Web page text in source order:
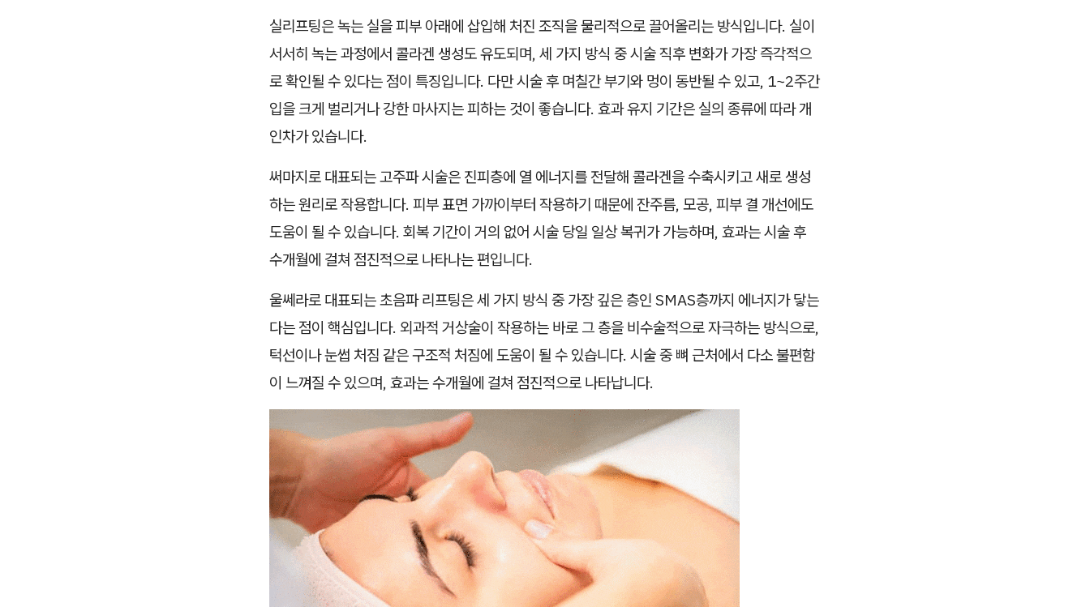
실리프팅은 녹는 실을 피부 아래에 삽입해 처진 조직을 물리적으로 끌어올리는 방식입니다. 실이
서서히 녹는 과정에서 콜라겐 생성도 유도되며, 세 가지 방식 중 시술 직후 변화가 가장 즉각적으
로 확인될 수 있다는 점이 특징입니다. 다만 시술 후 며칠간 부기와 멍이 동반될 수 있고, 1~2주간
입을 크게 벌리거나 강한 마사지는 피하는 것이 좋습니다. 효과 유지 기간은 실의 종류에 따라 개
인차가 있습니다.
써마지로 대표되는 고주파 시술은 진피층에 열 에너지를 전달해 콜라겐을 수축시키고 새로 생성
하는 원리로 작용합니다. 피부 표면 가까이부터 작용하기 때문에 잔주름, 모공, 피부 결 개선에도
도움이 될 수 있습니다. 회복 기간이 거의 없어 시술 당일 일상 복귀가 가능하며, 효과는 시술 후
수개월에 걸쳐 점진적으로 나타나는 편입니다.
울쎄라로 대표되는 초음파 리프팅은 세 가지 방식 중 가장 깊은 층인 SMAS층까지 에너지가 닿는
다는 점이 핵심입니다. 외과적 거상술이 작용하는 바로 그 층을 비수술적으로 자극하는 방식으로,
턱선이나 눈썹 처짐 같은 구조적 처짐에 도움이 될 수 있습니다. 시술 중 뼈 근처에서 다소 불편함
이 느껴질 수 있으며, 효과는 수개월에 걸쳐 점진적으로 나타납니다.